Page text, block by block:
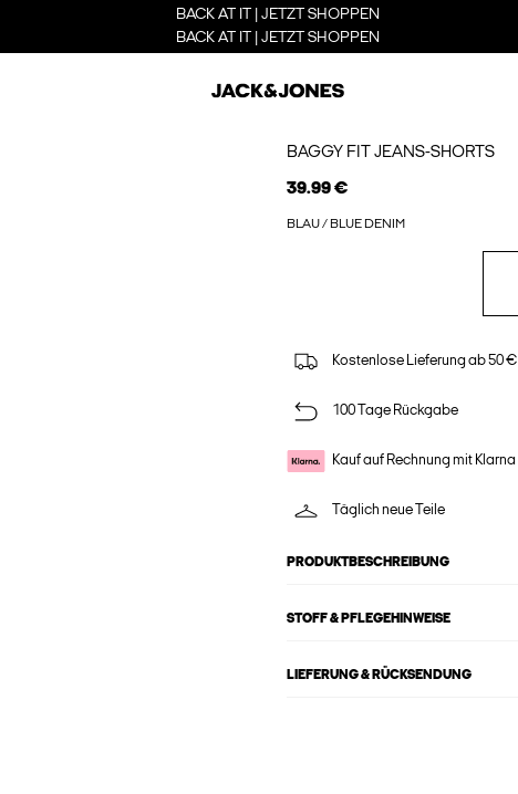
BACK AT IT | JETZT SHOPPEN
BACK AT IT | JETZT SHOPPEN
BAGGY FIT JEANS-SHORTS
39.99 €
BLAU / BLUE DENIM
Kostenlose Lieferung ab 50 €
100 Tage Rückgabe
Kauf auf Rechnung mit Klarna
Täglich neue Teile
PRODUKTBESCHREIBUNG
STOFF & PFLEGEHINWEISE
LIEFERUNG & RÜCKSENDUNG